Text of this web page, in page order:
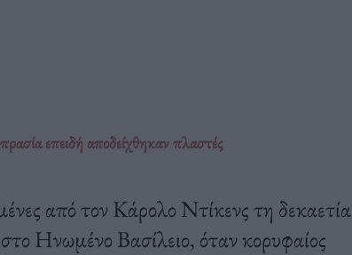
επειδή αποδείχθηκαν πλαστές
από τον Κάρολο Ντίκενς τη δεκαετία
Ηνωμένο Βασίλειο, όταν κορυφαίος